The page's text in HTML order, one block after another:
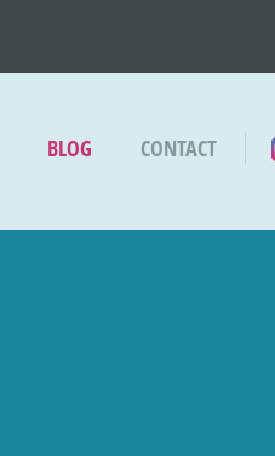
BLOG CONTACT